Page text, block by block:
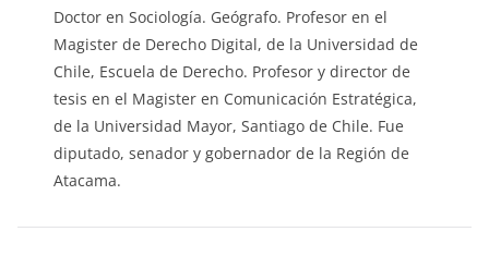
Doctor en Sociología. Geógrafo. Profesor en el
Magister de Derecho Digital, de la Universidad de
Chile, Escuela de Derecho. Profesor y director de
tesis en el Magister en Comunicación Estratégica,
de la Universidad Mayor, Santiago de Chile. Fue
diputado, senador y gobernador de la Región de
Atacama.